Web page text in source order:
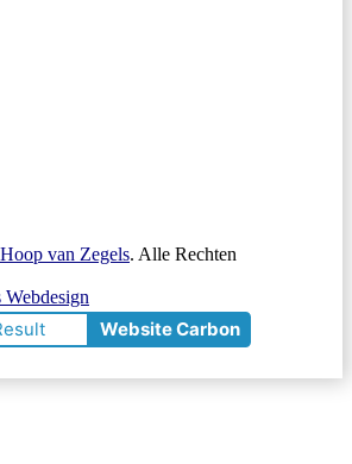
van Zegels. Alle Rechten
Website Carbon